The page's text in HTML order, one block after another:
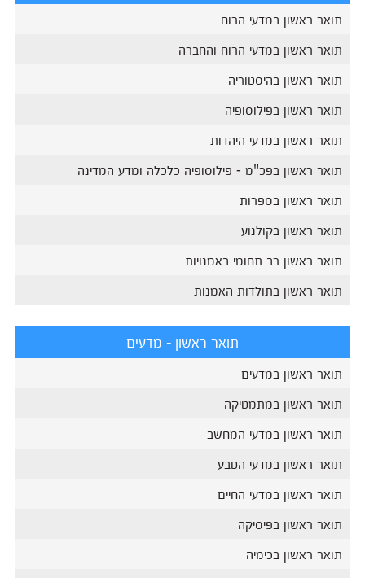
תואר ראשון במדעי הרוח
תואר ראשון במדעי הרוח והחברה
תואר ראשון בהיסטוריה
תואר ראשון בפילוסופיה
תואר ראשון במדעי היהדות
תואר ראשון בפכ"מ - פילוסופיה כלכלה ומדע המדינה
תואר ראשון בספרות
תואר ראשון בקולנוע
תואר ראשון רב תחומי באמנויות
תואר ראשון בתולדות האמנות
תואר ראשון - מדעים
תואר ראשון במדעים
תואר ראשון במתמטיקה
תואר ראשון במדעי המחשב
תואר ראשון במדעי הטבע
תואר ראשון במדעי החיים
תואר ראשון בפיסיקה
תואר ראשון בכימיה